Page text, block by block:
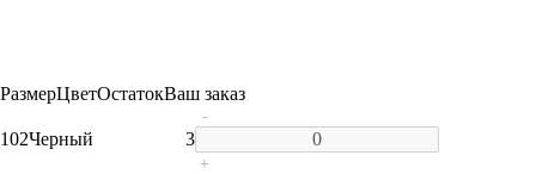
РазмерЦветОстатокВаш заказ
102Черный 3
-
+